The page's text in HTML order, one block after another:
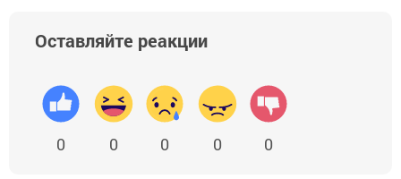
Оставляйте реакции
0 0 0 0 0